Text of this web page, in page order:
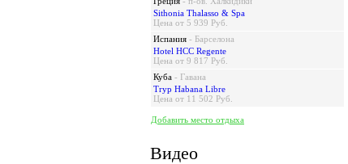
Sithonia Thalasso & Spa
Цена от 5 939 Руб.
Испания - Барселона
Hotel HCC Regente
Цена от 9 817 Руб.
Куба - Гавана
Tryp Habana Libre
Цена от 11 502 Руб.
Добавить место отдыха
Видео